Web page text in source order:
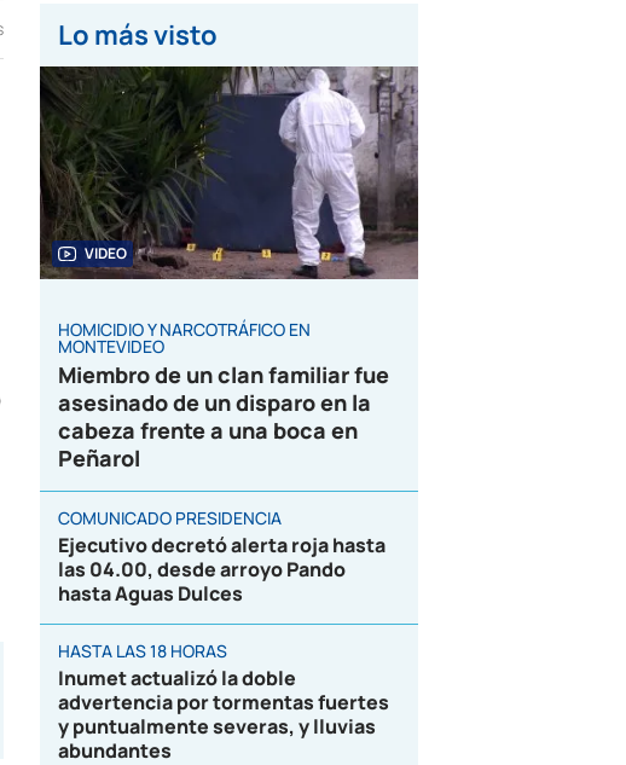
Lo más visto
VIDEO
HOMICIDIO Y NARCOTRÁFICO EN
MONTEVIDEO
Miembro de un clan familiar fue
asesinado de un disparo en la
cabeza frente a una boca en
Peñarol
COMUNICADO PRESIDENCIA
Ejecutivo decretó alerta roja hasta
las 04.00, desde arroyo Pando
hasta Aguas Dulces
HASTA LAS 18 HORAS
Inumet actualizó la doble
advertencia por tormentas fuertes
y puntualmente severas, y lluvias
abundantes